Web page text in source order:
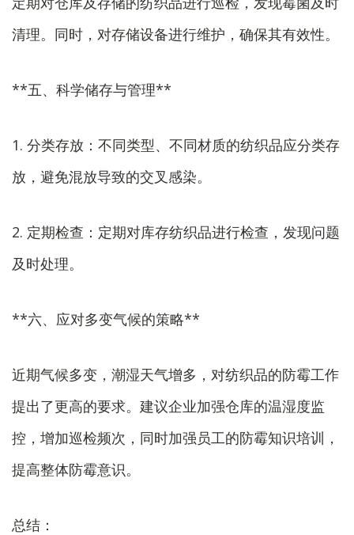
清理。同时，对存储设备进行维护，确保其有效性。
**五、科学储存与管理**
1. 分类存放：不同类型、不同材质的纺织品应分类存
放，避免混放导致的交叉感染。
2. 定期检查：定期对库存纺织品进行检查，发现问题
及时处理。
**六、应对多变气候的策略**
近期气候多变，潮湿天气增多，对纺织品的防霉工作
提出了更高的要求。建议企业加强仓库的温湿度监
控，增加巡检频次，同时加强员工的防霉知识培训，
提高整体防霉意识。
总结：